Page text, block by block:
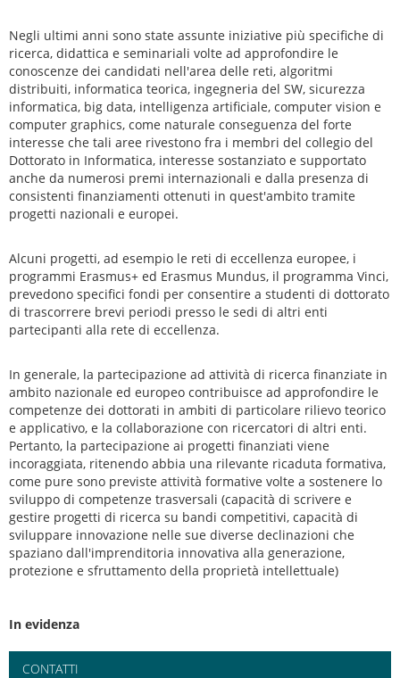
Negli ultimi anni sono state assunte iniziative più specifiche di
ricerca, didattica e seminariali volte ad approfondire le
conoscenze dei candidati nell'area delle reti, algoritmi
distribuiti, informatica teorica, ingegneria del SW, sicurezza
informatica, big data, intelligenza artificiale, computer vision e
computer graphics, come naturale conseguenza del forte
interesse che tali aree rivestono fra i membri del collegio del
Dottorato in Informatica, interesse sostanziato e supportato
anche da numerosi premi internazionali e dalla presenza di
consistenti finanziamenti ottenuti in quest'ambito tramite
progetti nazionali e europei.
Alcuni progetti, ad esempio le reti di eccellenza europee, i
programmi Erasmus+ ed Erasmus Mundus, il programma Vinci,
prevedono specifici fondi per consentire a studenti di dottorato
di trascorrere brevi periodi presso le sedi di altri enti
partecipanti alla rete di eccellenza.
In generale, la partecipazione ad attività di ricerca finanziate in
ambito nazionale ed europeo contribuisce ad approfondire le
competenze dei dottorati in ambiti di particolare rilievo teorico
e applicativo, e la collaborazione con ricercatori di altri enti.
Pertanto, la partecipazione ai progetti finanziati viene
incoraggiata, ritenendo abbia una rilevante ricaduta formativa,
come pure sono previste attività formative volte a sostenere lo
sviluppo di competenze trasversali (capacità di scrivere e
gestire progetti di ricerca su bandi competitivi, capacità di
sviluppare innovazione nelle sue diverse declinazioni che
spaziano dall'imprenditoria innovativa alla generazione,
protezione e sfruttamento della proprietà intellettuale)
In evidenza
CONTATTI